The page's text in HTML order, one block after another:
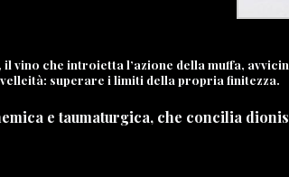
vino che introietta l’azione della muffa,
superare i limiti della propria finitezza.
e taumaturgica, che concilia